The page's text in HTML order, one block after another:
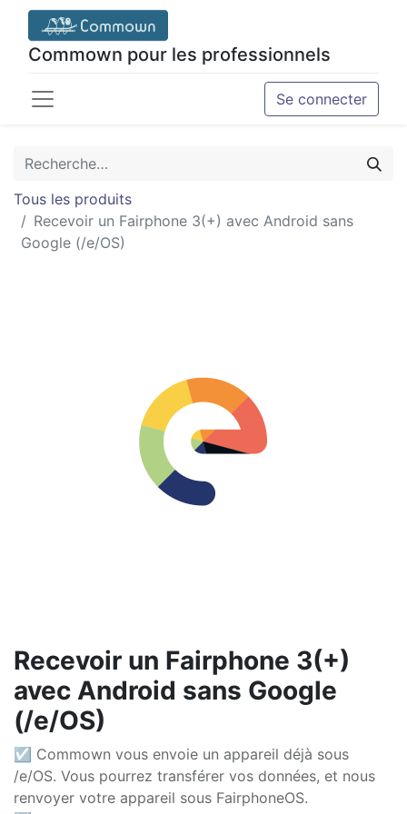
Commown pour les professionnels
Se connecter
Tous les produits
Recevoir un Fairphone 3(+) avec Android sans
Google (/e/OS)
Recevoir un Fairphone 3(+)
avec Android sans Google
(/e/OS)
☑ Commown vous envoie un appareil déjà sous
/e/OS. Vous pourrez transférer vos données, et nous
renvoyer votre appareil sous FairphoneOS.